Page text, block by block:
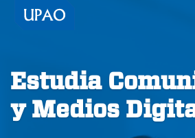
Estudia
y Medios